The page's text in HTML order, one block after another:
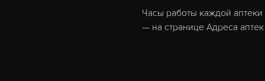
Часы работы каждой аптеки
— на странице Адреса аптек